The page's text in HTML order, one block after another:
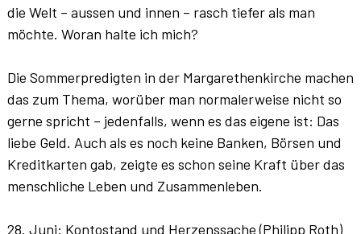
die Welt – aussen und innen – rasch tiefer als man
möchte. Woran halte ich mich?
Die Sommerpredigten in der Margarethenkirche machen
das zum Thema, worüber man normalerweise nicht so
gerne spricht – jedenfalls, wenn es das eigene ist: Das
liebe Geld. Auch als es noch keine Banken, Börsen und
Kreditkarten gab, zeigte es schon seine Kraft über das
menschliche Leben und Zusammenleben.
28. Juni: Kontostand und Herzenssache (Philipp Roth)